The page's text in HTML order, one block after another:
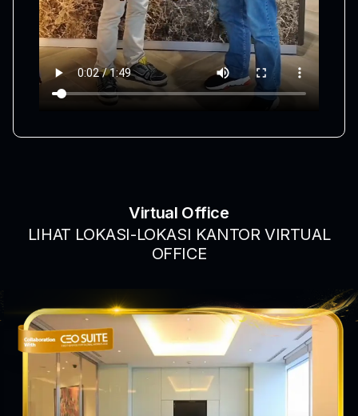
Virtual Office
LIHAT LOKASI-LOKASI KANTOR VIRTUAL
OFFICE